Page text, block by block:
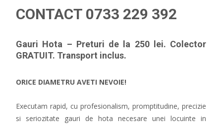
CONTACT 0733 229 392
Gauri Hota – Preturi de la 250 lei. Colector
GRATUIT. Transport inclus.
ORICE DIAMETRU AVETI NEVOIE!
Executam rapid, cu profesionalism, promptitudine, precizie
si seriozitate gauri de hota necesare unei locuinte in